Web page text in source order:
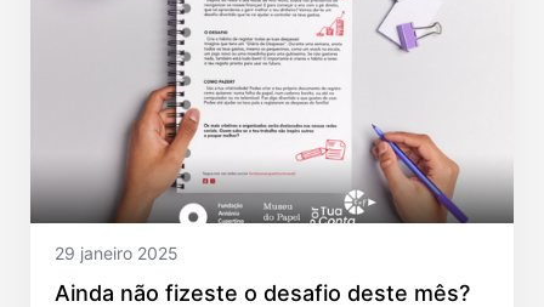
29 janeiro 2025
Ainda não fizeste o desafio deste mês?